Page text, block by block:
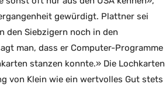
gewürdigt. Plattner sei
den Siebzigern noch in den
man, dass er Computer-Programme
stanzen konnte.» Die Lochkarten
von Klein wie ein wertvolles Gut stets